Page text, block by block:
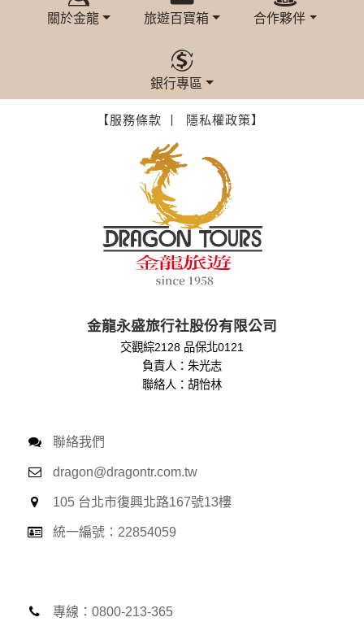
關於金龍 旅遊百寶箱 合作夥伴
銀行專區
金龍永盛旅行社股份有限公司
交觀綜2128 品保北0121
負責人：朱光志
聯絡人：胡怡林
聯絡我們
dragon@dragontr.com.tw
105 台北市復興北路167號13樓
統一編號：22854059
專線：0800-213-365
【服務條款 丨 隱私權政策】